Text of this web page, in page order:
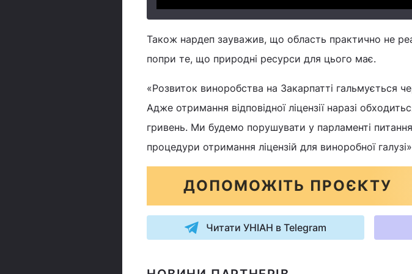
Також нардеп зауважив, що область практично не
попри те, що природні ресурси для цього має.
«Розвиток виноробства на Закарпатті гальмується
Адже отримання відповідної ліцензії наразі
гривень. Ми будемо порушувати у парламенті
процедури отримання ліцензій для виноробної
ДОПОМОЖІТЬ ПРОЄКТУ
Читати УНІАН в Telegram